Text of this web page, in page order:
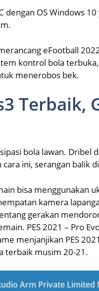
dengan OS Windows
eFootball
kontrol bola
menerobos bek.
Terbaik,
bola lawan. Dribel
ini, serangan balik
bisa menggunakan
kamera
gerakan
PES 2021 – Pro
menjanjikan PES
terbaik musim 20-21.
Arm Private Limited